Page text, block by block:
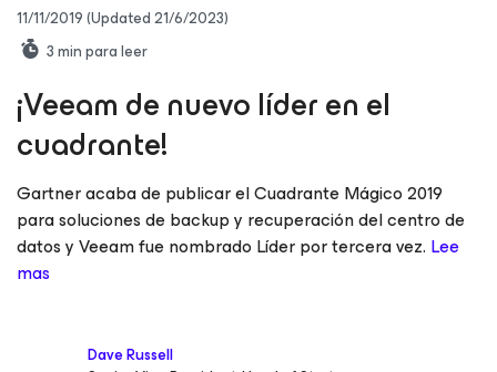
11/11/2019(Updated 21/6/2023)
3min para leer
¡Veeam de nuevo líder en el
cuadrante!
Gartner acaba de publicar el Cuadrante Mágico 2019
para soluciones de backup y recuperación del centro de
datos y Veeam fue nombrado Líder por tercera vez. Lee
mas
Dave Russell